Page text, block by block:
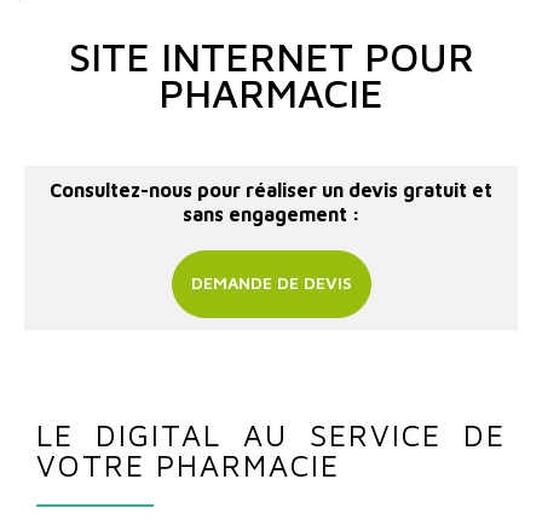
SITE INTERNET POUR
PHARMACIE
Consultez-nous pour réaliser un devis gratuit et
sans engagement :
DEMANDE DE DEVIS
LE DIGITAL AU SERVICE DE
VOTRE PHARMACIE